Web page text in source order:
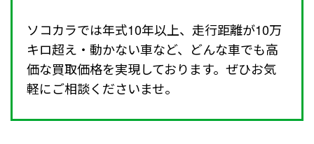
ソコカラでは年式10年以上、走行距離が10万
キロ超え・動かない車など、どんな車でも高
価な買取価格を実現しております。ぜひお気
軽にご相談くださいませ。